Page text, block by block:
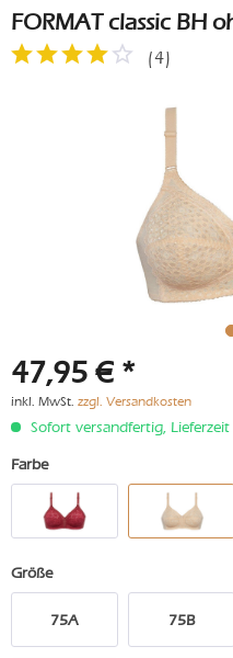
FORMAT classic BH
(4)
47,95 € *
inkl. MwSt. zzgl. Versandkosten
Sofort versandfertig,
Farbe
Größe
75A 75B